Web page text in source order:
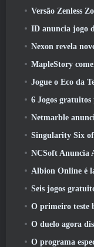
Versão Zenless Zone
ID anuncia jogo de plataforma
Nexon revela novo
MapleStory
Jogue o Eco da
6 Jogos gratuitos
Netmarble anuncia pré-
Singularity Six oferece uma
NCSoft Anuncia
Albion Online é
Seis jogos
O primeiro teste
O duelo agora
O programa especial